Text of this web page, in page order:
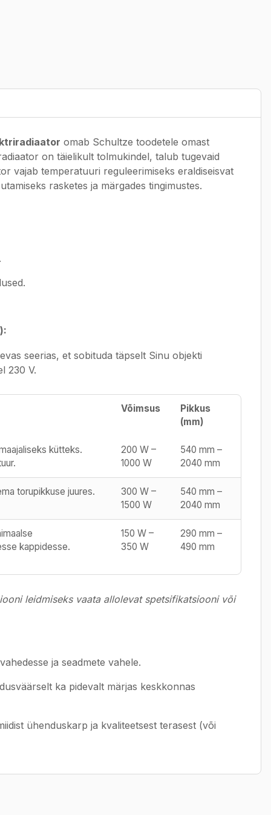
omab Schultze toodetele omast
on täielikult tolmukindel, talub tugevaid
vajab temperatuuri reguleerimiseks eraldiseisvat
rasketes ja märgades tingimustes.
seerias, et sobituda täpselt Sinu objekti
230 V.
Võimsus
Pikkus
(mm)
kütteks.
200 W –
1000 W
540 mm –
2040 mm
torupikkuse juures.
300 W –
1500 W
540 mm –
2040 mm
kappidesse.
150 W –
350 W
290 mm –
490 mm
leidmiseks vaata allolevat spetsifikatsiooni või
ja seadmete vahele.
ka pidevalt märjas keskkonnas
ühenduskarp ja kvaliteetsest terasest (või